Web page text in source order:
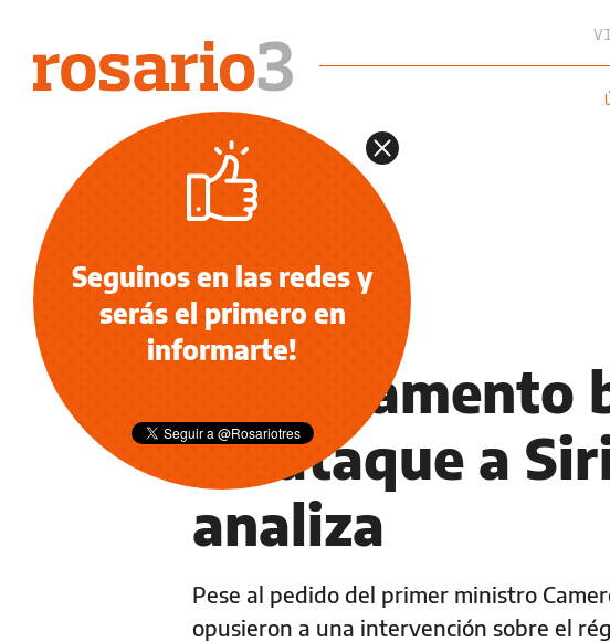
NOTICIAS
El
un ataque a
analiza
Pese al pedido del primer ministro
opusieron a una intervención sobre el
Seguinos en las redes y
serás el primero en
informarte!